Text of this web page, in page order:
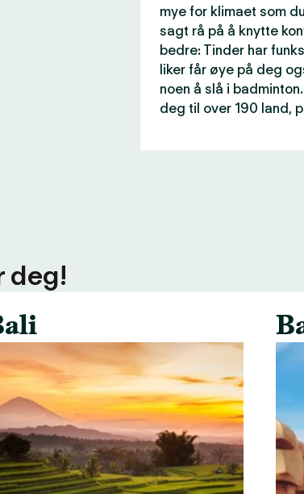
mye for klimaet som
sagt rå på å knytte
bedre: Tinder har
liker får øye på deg
noen å slå i
deg til over 190 land,
deg!